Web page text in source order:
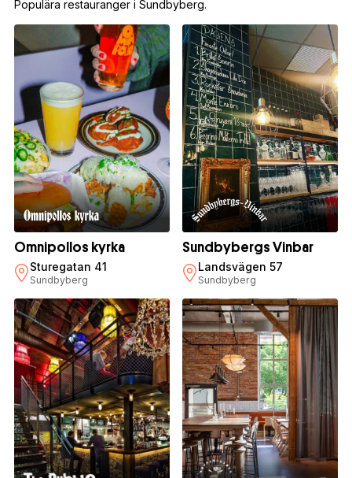
Populära restauranger i Sundbyberg.
Omnipollos kyrka
Sturegatan 41
Sundbyberg
Sundbybergs Vinbar
Landsvägen 57
Sundbyberg